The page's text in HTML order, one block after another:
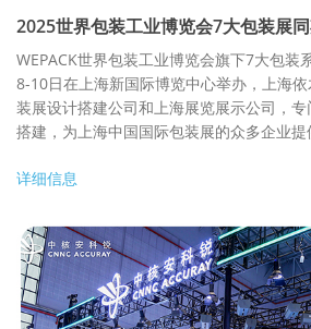
2025世界包装工业博览会7大包装展
WEPACK世界包装工业博览会旗下7大包装
8-10日在上海新国际博览中心举办，上海
装展设计搭建公司和上海展览展示公司，
搭建，为上海中国国际包装展的众多企业
详细信息